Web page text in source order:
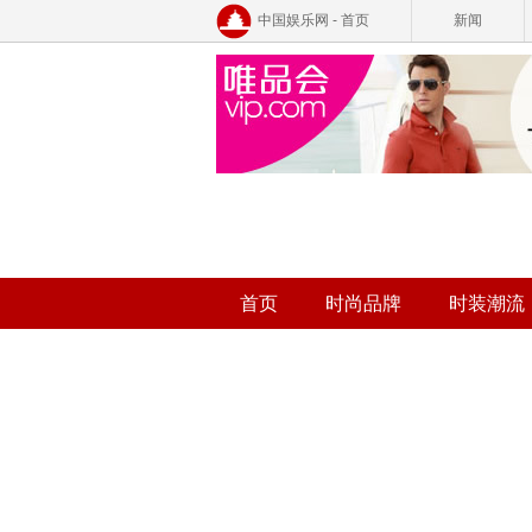
中国娱乐网 - 首页 新闻
首页 时尚品牌 时装潮流